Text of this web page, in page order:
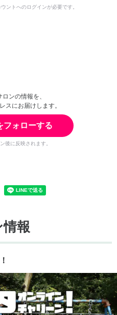
ントへのログインが必要です。
ンの情報を、
スにお届けします。
フォローする
後に反映されます。
報